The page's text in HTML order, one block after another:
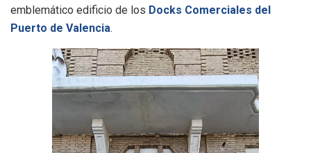
emblemático edificio de los Docks Comerciales del
Puerto de Valencia.